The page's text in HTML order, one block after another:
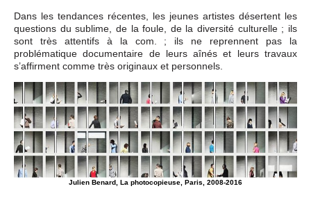
Dans les tendances récentes, les jeunes artistes désertent les
questions du sublime, de la foule, de la diversité culturelle ; ils
sont très attentifs à la com. ; ils ne reprennent pas la
problématique documentaire de leurs aînés et leurs travaux
s’affirment comme très originaux et personnels.
Julien Benard, La photocopieuse, Paris, 2008-2016